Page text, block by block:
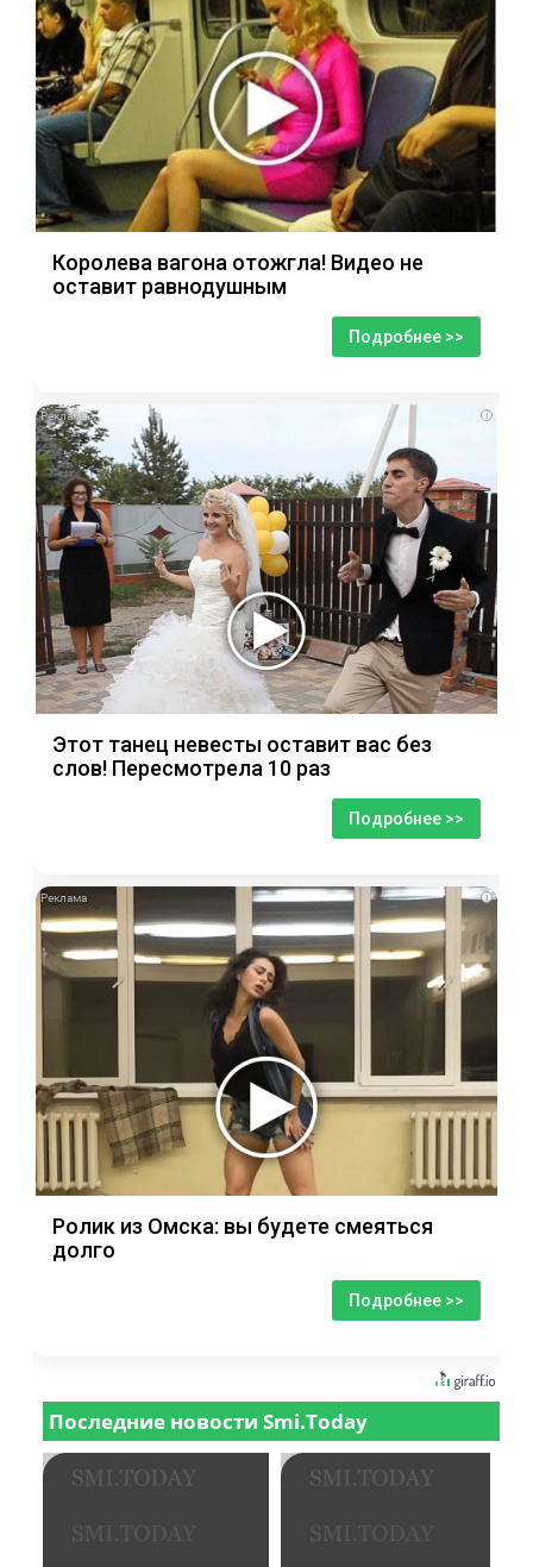
Королева вагона отожгла! Видео не
оставит равнодушным
Подробнее >>
i
Этот танец невесты оставит вас без
слов! Пересмотрела 10 раз
Подробнее >>
i
Ролик из Омска: вы будете смеяться
долго
Подробнее >>